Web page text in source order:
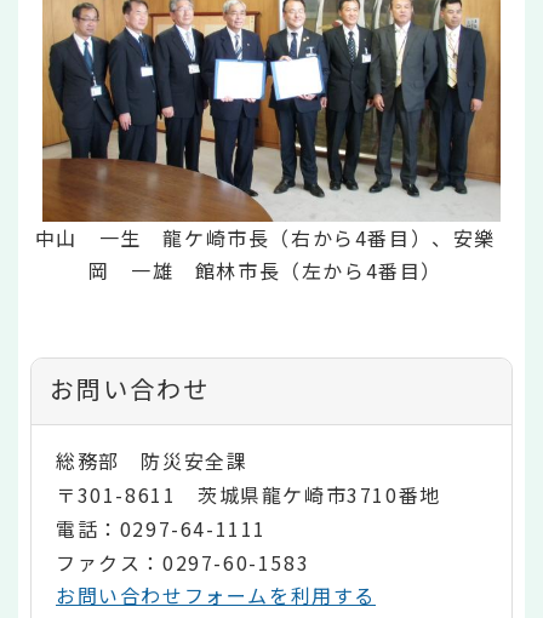
中山 一生 龍ケ崎市長（右から4番目）、安樂
岡 一雄 館林市長（左から4番目）
お問い合わせ
総務部 防災安全課
〒301-8611 茨城県龍ケ崎市3710番地
電話：0297-64-1111
ファクス：0297-60-1583
お問い合わせフォームを利用する